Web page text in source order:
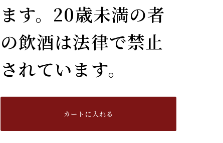
ます。20歳未満の者
の飲酒は法律で禁止
されています。
カートに入れる